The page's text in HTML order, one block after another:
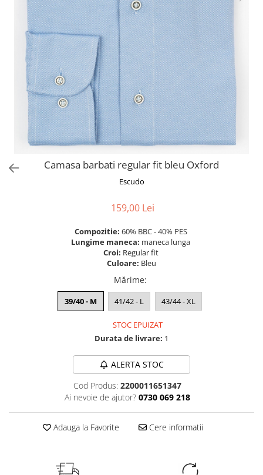
Camasa barbati regular fit bleu Oxford
Escudo
159,00 Lei
Compozitie: 60% BBC - 40% PES
Lungime maneca: maneca lunga
Croi: Regular fit
Culoare: Bleu
Mărime:
39/40 - M 41/42 - L 43/44 - XL
STOC EPUIZAT
Durata de livrare: 1
ALERTA STOC
Cod Produs: 2200011651347
Ai nevoie de ajutor? 0730 069 218
Adauga la Favorite Cere informatii